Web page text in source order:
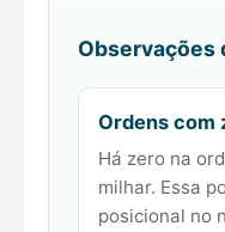
Observações
Ordens com
Há zero na
milhar. Essa
posicional no